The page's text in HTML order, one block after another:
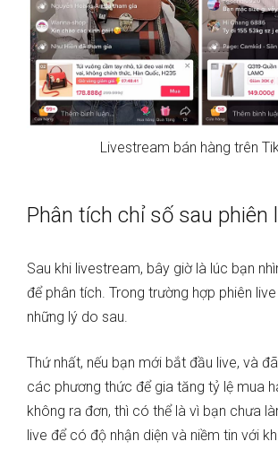
Livestream bán hàng trên
Phân tích chỉ số sau phiên
Sau khi livestream, bây giờ là lúc bạn
để phân tích. Trong trường hợp phiên
những lý do sau.
Thứ nhất, nếu bạn mới bắt đầu live, và
các phương thức để gia tăng tỷ lệ mua
không ra đơn, thì có thể là vì bạn chưa
live để có độ nhận diện và niềm tin với